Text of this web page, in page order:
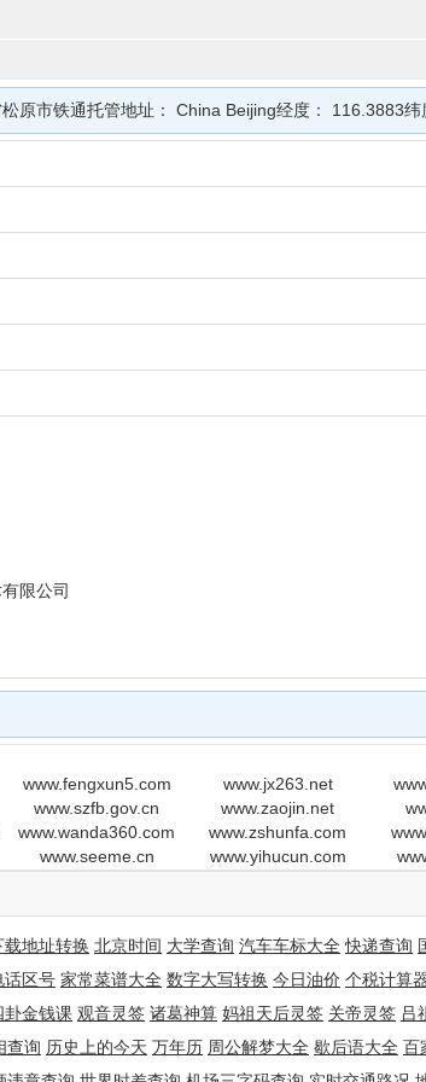
原市铁通托管地址： China Beijing经度： 116.3883纬
限公司
www.fengxun5.com www.jx263.net
www.szfb.gov.cn www.zaojin.net
www.wanda360.com www.zshunfa.com
www.seeme.cn www.yihucun.com
载地址转换 北京时间 大学查询 汽车车标大全 快递查询
话区号 家常菜谱大全 数字大写转换 今日油价 个税计算
卦金钱课 观音灵签 诸葛神算 妈祖天后灵签 关帝灵签 吕
查询 历史上的今天 万年历 周公解梦大全 歇后语大全 百